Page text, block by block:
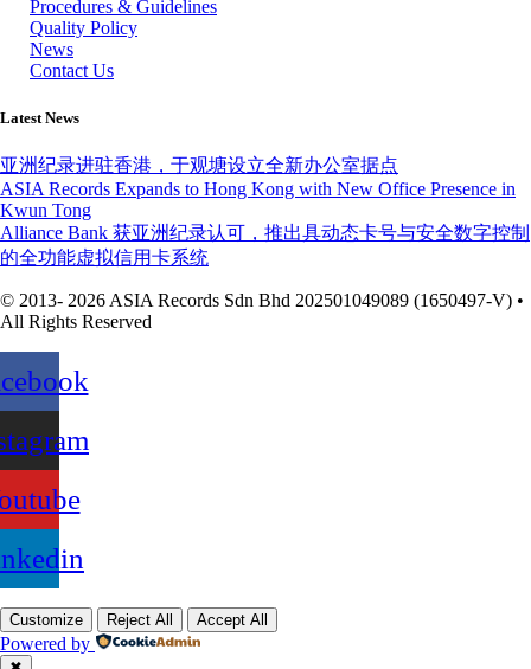
Procedures & Guidelines
Quality Policy
News
Contact Us
Latest News
亚洲纪录进驻香港，于观塘设立全新办公室据点
ASIA Records Expands to Hong Kong with New Office Presence in
Kwun Tong
Alliance Bank 获亚洲纪录认可，推出具动态卡号与安全数字控制
的全功能虚拟信用卡系统
© 2013- 2026 ASIA Records Sdn Bhd 202501049089 (1650497-V) •
All Rights Reserved
Customize Reject All Accept All
Powered by